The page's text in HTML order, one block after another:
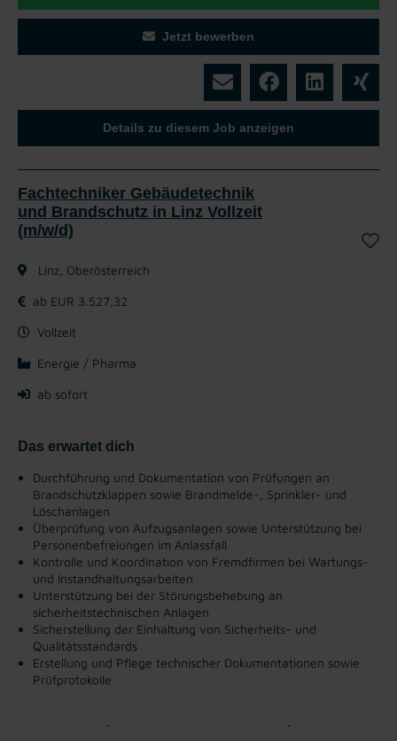
Jetzt bewerben
Details zu diesem Job anzeigen
Fachtechniker Gebäudetechnik
und Brandschutz in Linz Vollzeit
(m/w/d)
Linz, Oberösterreich
ab EUR 3.527,32
Vollzeit
Energie / Pharma
ab sofort
Das erwartet dich
Durchführung und Dokumentation von Prüfungen an
Brandschutzklappen sowie Brandmelde-, Sprinkler- und
Löschanlagen
Überprüfung von Aufzugsanlagen sowie Unterstützung bei
Personenbefreiungen im Anlassfall
Kontrolle und Koordination von Fremdfirmen bei Wartungs-
und Instandhaltungsarbeiten
Unterstützung bei der Störungsbehebung an
sicherheitstechnischen Anlagen
Sicherstellung der Einhaltung von Sicherheits- und
Qualitätsstandards
Erstellung und Pflege technischer Dokumentationen sowie
Prüfprotokolle